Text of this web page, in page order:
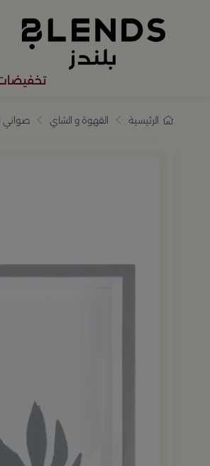
تسوّق من بلندز
الرئيسية القهوة و الشاي صواني